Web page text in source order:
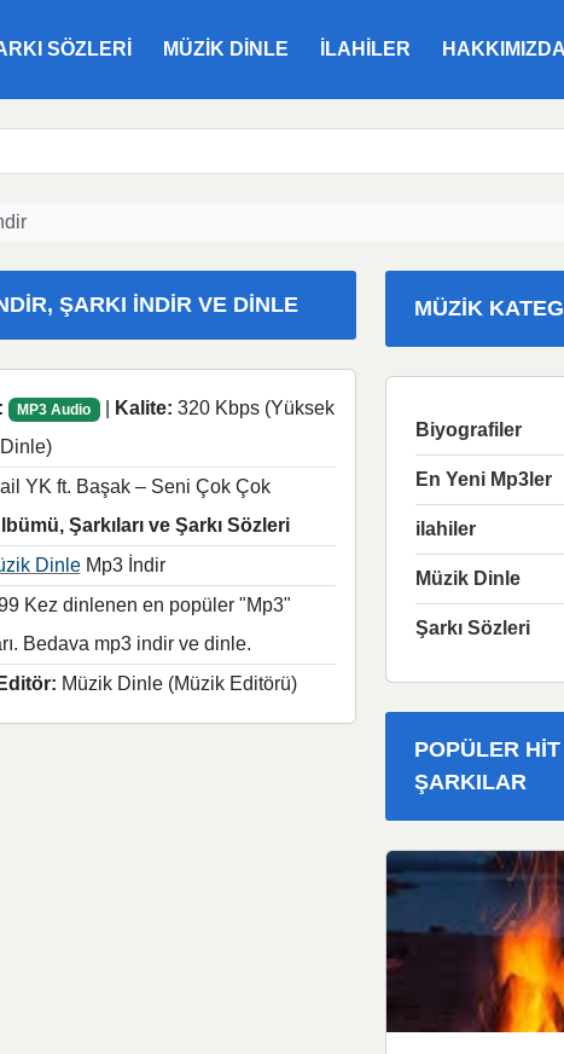
SÖZLERI MÜZIK DINLE ILAHILER HAKKIMIZDA
ŞARKI İNDIR VE DINLE
MP3 Audio Kalite: 320 Kbps (Yüksek
YK ft. Başak – Seni Çok Çok
Şarkıları ve Şarkı Sözleri
DinleMp3 İndir
Kez dinlenen en popüler "Mp3"
Bedava mp3 indir ve dinle.
Müzik Dinle (Müzik Editörü)
MÜZIK
Biyografiler
En Yeni Mp3ler
ilahiler
Müzik Dinle
Şarkı Sözleri
POPÜLER HIT
ŞARKILAR